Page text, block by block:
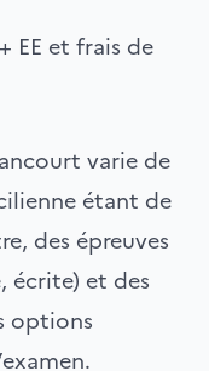
EE et frais de
varie de
étant de
des épreuves
écrite) et des
options